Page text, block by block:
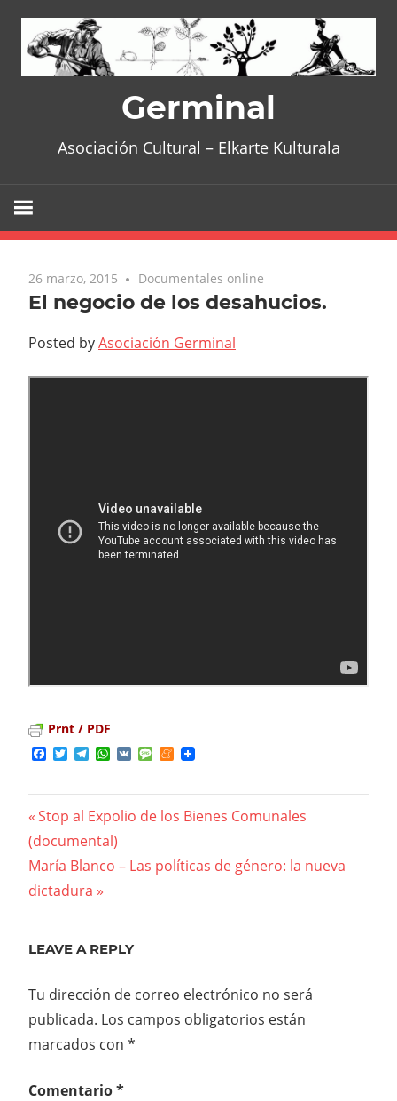
content
Germinal
Asociación Cultural – Elkarte Kulturala
26 marzo, 2015 No comments
Documentales online
El negocio de los desahucios.
Posted byAsociación Germinal
Prnt / PDF
Facebook
TwitterTelegram
WhatsApp
VK MessageMeneame
Navegación
de
Previous
Post:
Stop al Expolio de los Bienes Comunales
(documental)
Next
Post:
María Blanco – Las políticas de género: la nueva
dictadura
LEAVE A REPLY
Tu dirección de correo electrónico no será
publicada. Los campos obligatorios están
marcados con *
Comentario*